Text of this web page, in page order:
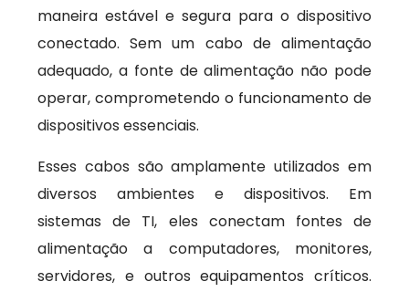
maneira estável e segura para o dispositivo
conectado. Sem um cabo de alimentação
adequado, a fonte de alimentação não pode
operar, comprometendo o funcionamento de
dispositivos essenciais.
Esses cabos são amplamente utilizados em
diversos ambientes e dispositivos. Em
sistemas de TI, eles conectam fontes de
alimentação a computadores, monitores,
servidores, e outros equipamentos críticos.